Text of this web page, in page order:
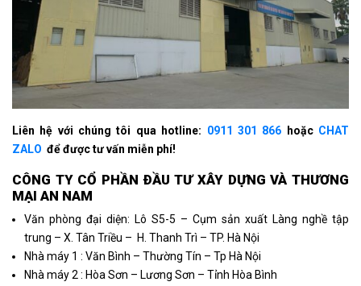
Liên hệ với chúng tôi qua hotline: 0911 301 866 hoặcCHAT
ZALO để được tư vấn miễn phí!
CÔNG TY CỔ PHẦN ÐẦU TƯ XÂY DỰNG VÀ THƯƠNG
MẠI AN NAM
Văn phòng đại diện: Lô S5-5 – Cụm sản xuất Làng nghề tập
trung – X. Tân Triều – H. Thanh Trì – TP. Hà Nội
Nhà máy 1 : Văn Bình – Thường Tín – Tp Hà Nội
Nhà máy 2 : Hòa Sơn – Lương Sơn – Tỉnh Hòa Bình